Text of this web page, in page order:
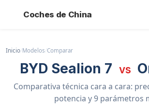
Coches de China
Inicio/Modelos/Comparar
BYD Sealion 7 vs
Comparativa técnica cara a cara:
potencia y 9 parámetros